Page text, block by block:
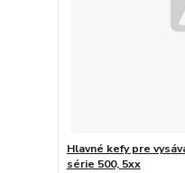
Hlavné kefy pre
série 500, 5xx